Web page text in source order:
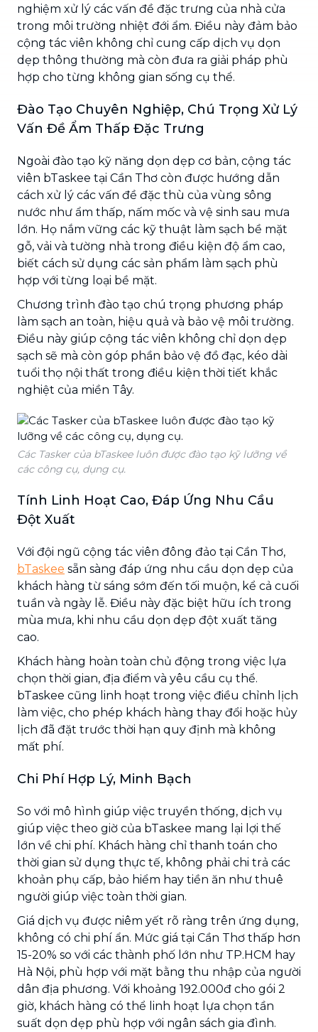
nghiệm xử lý các vấn đề đặc trưng của nhà cửa
trong môi trường nhiệt đới ẩm. Điều này đảm bảo
cộng tác viên không chỉ cung cấp dịch vụ dọn
dẹp thông thường mà còn đưa ra giải pháp phù
hợp cho từng không gian sống cụ thể.
Đào Tạo Chuyên Nghiệp, Chú Trọng Xử Lý
Vấn Đề Ẩm Thấp Đặc Trưng
Ngoài đào tạo kỹ năng dọn dẹp cơ bản, cộng tác
viên bTaskee tại Cần Thơ còn được hướng dẫn
cách xử lý các vấn đề đặc thù của vùng sông
nước như ẩm thấp, nấm mốc và vệ sinh sau mưa
lớn. Họ nắm vững các kỹ thuật làm sạch bề mặt
gỗ, vải và tường nhà trong điều kiện độ ẩm cao,
biết cách sử dụng các sản phẩm làm sạch phù
hợp với từng loại bề mặt.
Chương trình đào tạo chú trọng phương pháp
làm sạch an toàn, hiệu quả và bảo vệ môi trường.
Điều này giúp cộng tác viên không chỉ dọn dẹp
sạch sẽ mà còn góp phần bảo vệ đồ đạc, kéo dài
tuổi thọ nội thất trong điều kiện thời tiết khắc
nghiệt của miền Tây.
Các Tasker của bTaskee luôn được đào tạo kỹ lưỡng về
các công cụ, dụng cụ.
Tính Linh Hoạt Cao, Đáp Ứng Nhu Cầu
Đột Xuất
Với đội ngũ cộng tác viên đông đảo tại Cần Thơ,
bTaskee sẵn sàng đáp ứng nhu cầu dọn dẹp của
khách hàng từ sáng sớm đến tối muộn, kể cả cuối
tuần và ngày lễ. Điều này đặc biệt hữu ích trong
mùa mưa, khi nhu cầu dọn dẹp đột xuất tăng
cao.
Khách hàng hoàn toàn chủ động trong việc lựa
chọn thời gian, địa điểm và yêu cầu cụ thể.
bTaskee cũng linh hoạt trong việc điều chỉnh lịch
làm việc, cho phép khách hàng thay đổi hoặc hủy
lịch đã đặt trước thời hạn quy định mà không
mất phí.
Chi Phí Hợp Lý, Minh Bạch
So với mô hình giúp việc truyền thống, dịch vụ
giúp việc theo giờ của bTaskee mang lại lợi thế
lớn về chi phí. Khách hàng chỉ thanh toán cho
thời gian sử dụng thực tế, không phải chi trả các
khoản phụ cấp, bảo hiểm hay tiền ăn như thuê
người giúp việc toàn thời gian.
Giá dịch vụ được niêm yết rõ ràng trên ứng dụng,
không có chi phí ẩn. Mức giá tại Cần Thơ thấp hơn
15-20% so với các thành phố lớn như TP.HCM hay
Hà Nội, phù hợp với mặt bằng thu nhập của người
dân địa phương. Với khoảng 192.000đ cho gói 2
giờ, khách hàng có thể linh hoạt lựa chọn tần
suất dọn dẹp phù hợp với ngân sách gia đình.